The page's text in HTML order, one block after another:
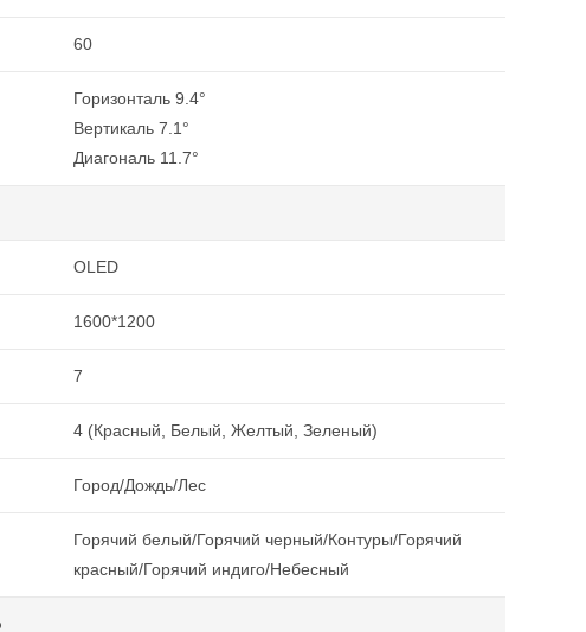
60
Горизонталь 9.4°
Вертикаль 7.1°
Диагональ 11.7°
OLED
1600*1200
7
4 (Красный, Белый, Желтый, Зеленый)
Город/Дождь/Лес
Горячий белый/Горячий черный/Контуры/Горячий
красный/Горячий индиго/Небесный